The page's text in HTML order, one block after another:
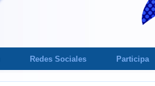
Redes Sociales Participa